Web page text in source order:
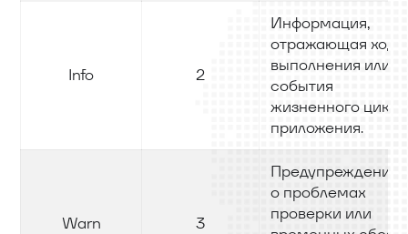
Info 2
Информация,
отражающая ход
выполнения или
события
жизненного цикла
приложения.
Warn 3
Предупреждения
о проблемах
проверки или